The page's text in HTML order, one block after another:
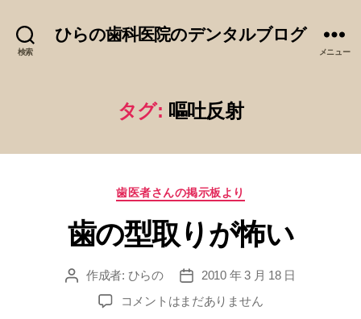
検索
ひらの歯科医院のデンタルブログ
メニュー
タグ: 嘔吐反射
カ
ゴ
リ
歯医者さんの掲示板より
歯の型取りが怖い
投 作成者: ひらの
投
稿
日
2010 年 3 月 18 日
歯
コメントはまだありません